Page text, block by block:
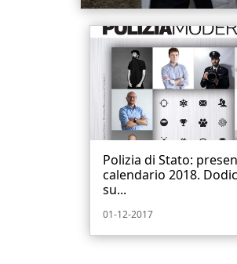
Polizia di Stato:
calendario 2018.
su...
01-12-2017